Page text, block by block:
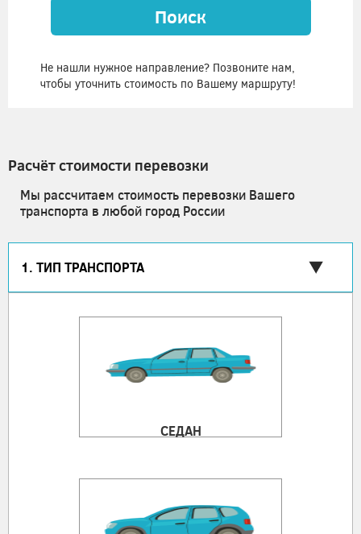
Поиск
Не нашли нужное направление? Позвоните нам,
чтобы уточнить стоимость по Вашему маршруту!
Расчёт стоимости перевозки
Мы рассчитаем стоимость перевозки Вашего
транспорта в любой город России
1. ТИП ТРАНСПОРТА
СЕДАН